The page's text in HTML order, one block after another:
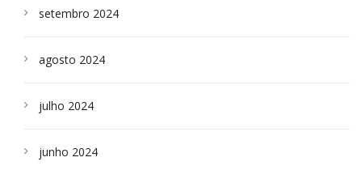
setembro 2024
agosto 2024
julho 2024
junho 2024